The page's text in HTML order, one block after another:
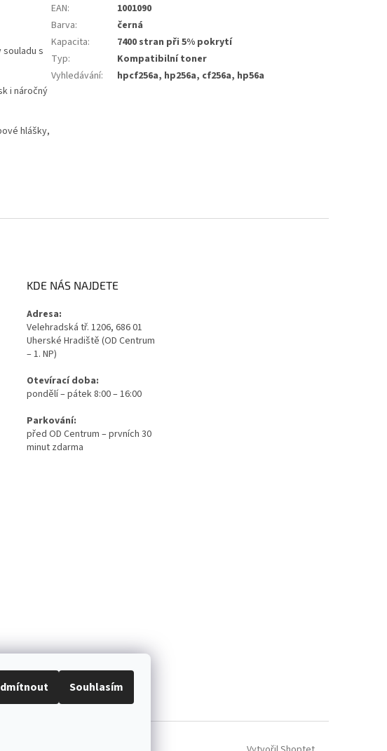
Souhlasím
s
i náročný
hlášky,
EAN:
1001090
Barva:
černá
Kapacita:
7400 stran při 5% pokrytí
Typ:
Kompatibilní toner
Vyhledávání: hpcf256a, hp256a, cf256a, hp56a
KDE NÁS NAJDETE
Adresa:
Velehradská tř. 1206, 686 01
Uherské Hradiště (OD Centrum
– 1. NP)
Otevírací doba:
pondělí – pátek 8:00 – 16:00
Parkování:
před OD Centrum – prvních 30
minut zdarma